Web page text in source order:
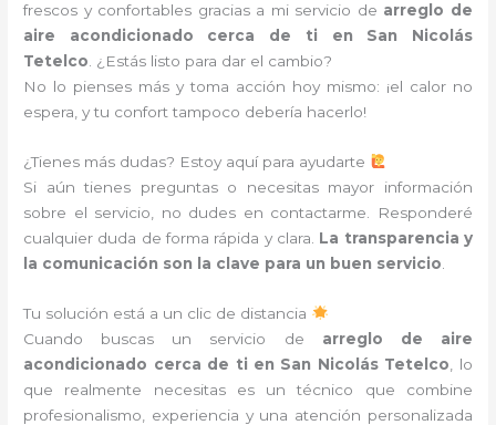
frescos y confortables gracias a mi servicio de arreglo de
aire acondicionado cerca de ti en San Nicolás
Tetelco . ¿Estás listo para dar el cambio?
No lo pienses más y toma acción hoy mismo: ¡el calor no
espera, y tu confort tampoco debería hacerlo!
¿Tienes más dudas? Estoy aquí para ayudarte
Si aún tienes preguntas o necesitas mayor información
sobre el servicio, no dudes en contactarme. Responderé
cualquier duda de forma rápida y clara. La transparencia y
la comunicación son la clave para un buen servicio
Tu solución está a un clic de distancia
Cuando buscas un servicio de arreglo de aire
acondicionado cerca de ti en San Nicolás Tetelco , lo
que realmente necesitas es un técnico que combine
profesionalismo, experiencia y una atención personalizada